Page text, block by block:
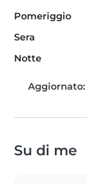
Pomeriggio
Sera
Notte
Aggiornato:
Su di me